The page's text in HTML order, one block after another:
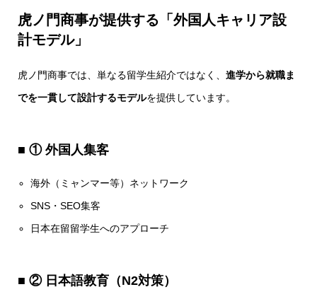
虎ノ門商事が提供する「外国人キャリア設
計モデル」
虎ノ門商事では、単なる留学生紹介ではなく、 進学から就職ま
でを一貫して設計するモデルを提供しています。
■ ① 外国人集客
海外（ミャンマー等）ネットワーク
SNS・SEO集客
日本在留留学生へのアプローチ
■ ② 日本語教育（N2対策）